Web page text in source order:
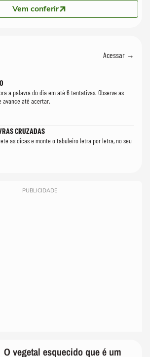
Vem conferir
Acessar →
a palavra do dia em até 6 tentativas. Observe as
avance até acertar.
CRUZADAS
as dicas e monte o tabuleiro letra por letra, no seu
PUBLICIDADE
O vegetal esquecido que é um